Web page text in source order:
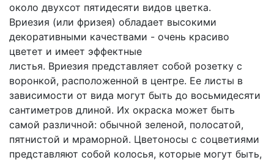
около двухсот пятидесяти видов цветка.
Вриезия (или фризея) обладает высокими
декоративными качествами - очень красиво
цветет и имеет эффектные
листья. Вриезия представляет собой розетку с
воронкой, расположенной в центре. Ее листы в
зависимости от вида могут быть до восьмидесяти
сантиметров длиной. Их окраска может быть
самой различной: обычной зеленой, полосатой,
пятнистой и мраморной. Цветоносы с соцветиями
представляют собой колосья, которые могут быть,